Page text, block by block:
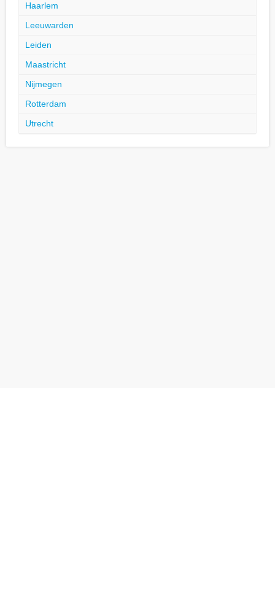
Haarlem
Leeuwarden
Leiden
Maastricht
Nijmegen
Rotterdam
Utrecht